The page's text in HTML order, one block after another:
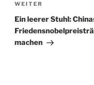
t
i
v
e
Nächster
Beitrag
WEITER
Ein leerer Stuhl:
machen